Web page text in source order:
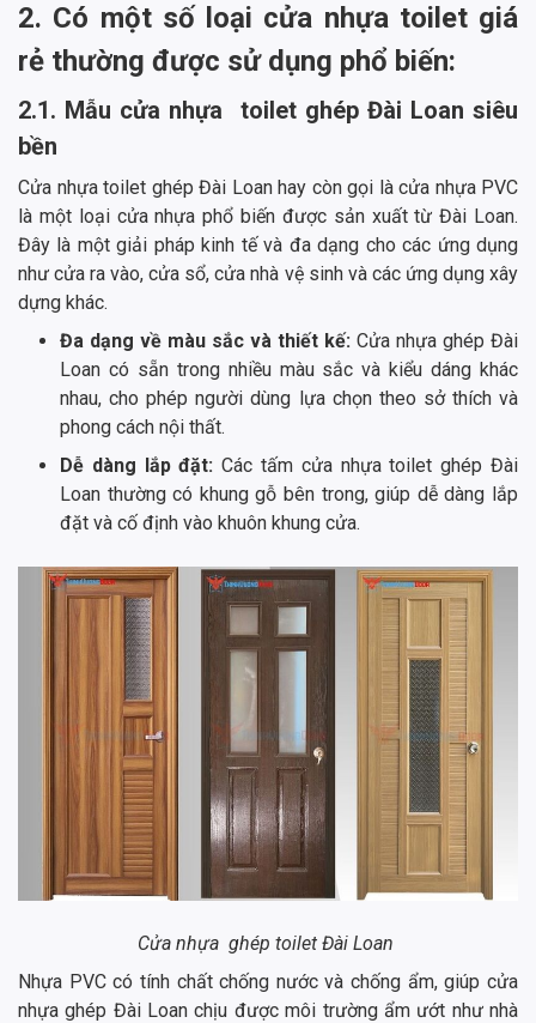
2. Có một số loại cửa nhựatoilet giá
rẻ thường được sử dụng phổ biến:
2.1. Mẫu cửa nhựa toilet ghép Đài Loan siêu
bền
Cửa nhựa toilet ghép Đài Loan hay còn gọi là cửa nhựa PVC
là một loại cửa nhựa phổ biến được sản xuất từ Đài Loan.
Đây là một giải pháp kinh tế và đa dạng cho các ứng dụng
như cửa ra vào, cửa sổ, cửa nhà vệ sinh và các ứng dụng xây
dựng khác.
Đa dạng về màu sắc và thiết kế: Cửa nhựa ghép Đài
Loan có sẵn trong nhiều màu sắc và kiểu dáng khác
nhau, cho phép người dùng lựa chọn theo sở thích và
phong cách nội thất.
Dễ dàng lắp đặt:Các tấm cửa nhựa toilet ghép Đài
Loan thường có khung gỗ bên trong, giúp dễ dàng lắp
đặt và cố định vào khuôn khung cửa.
Cửa nhựa ghép toilet Đài Loan
Nhựa PVC có tính chất chống nước và chống ẩm, giúp cửa
nhựa ghép Đài Loan chịu được môi trường ẩm ướt như nhà